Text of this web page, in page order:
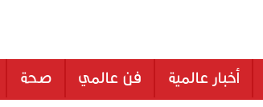
أخبار عالمية فن عالمي صحة